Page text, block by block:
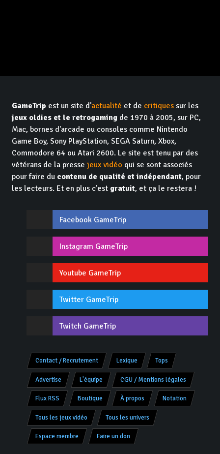
GameTrip est un site d'actualité et de critiques sur les
jeux oldies et le retrogaming de 1970 à 2005, sur PC,
Mac, bornes d'arcade ou consoles comme Nintendo
Game Boy, Sony PlayStation, SEGA Saturn, Xbox,
Commodore 64 ou Atari 2600. Le site est tenu par des
vétérans de la presse jeux vidéo qui se sont associés
pour faire du contenu de qualité et indépendant, pour
les lecteurs. Et en plus c'est gratuit, et ça le restera !
Facebook GameTrip
Instagram GameTrip
Youtube GameTrip
Twitter GameTrip
Twitch GameTrip
Contact / Recrutement Lexique Tops
Advertise L'équipe CGU / Mentions légales
Flux RSS Boutique À propos Notation
Tous les jeux vidéo Tous les univers
Espace membre Faire un don